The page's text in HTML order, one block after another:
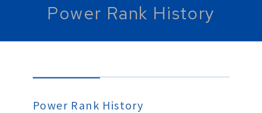
Power Rank History
Power Rank History